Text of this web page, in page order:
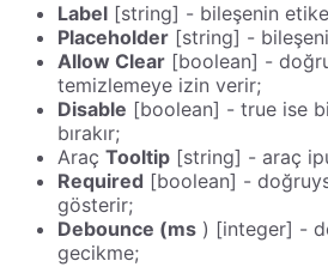
Label [string] - bileşenin
Placeholder [string] -
Allow Clear [boolean] -
temizlemeye izin verir;
Disable [boolean] - true ise
bırakır;
Araç Tooltip [string] - araç
Required [boolean] -
gösterir;
Debounce (ms ) [integer] -
gecikme;